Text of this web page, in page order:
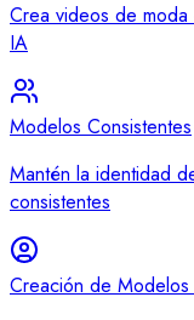
Crea videos de moda
IA
Modelos Consistentes
Mantén la identidad
consistentes
Creación de